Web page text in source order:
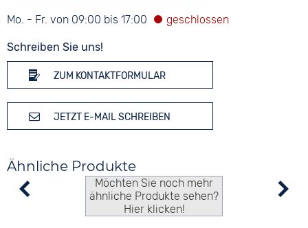
Mo. - Fr. von 09:00 bis 17:00
Schreiben Sie uns!
ZUM KONTAKTFORMULAR
JETZT E-MAIL SCHREIBEN
Ähnliche Produkte
Möchten Sie noch mehr
ähnliche Produkte sehen?
Hier klicken!